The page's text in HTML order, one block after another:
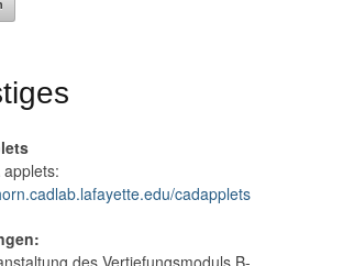
applets:
cadapplets
des Vertiefungsmoduls B-